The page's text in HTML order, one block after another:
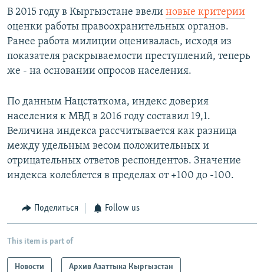
В 2015 году в Кыргызстане ввели новые критерии
оценки работы правоохранительных органов.
Ранее работа милиции оценивалась, исходя из
показателя раскрываемости преступлений, теперь
же - на основании опросов населения.
По данным Нацстаткома, индекс доверия
населения к МВД в 2016 году составил 19,1.
Величина индекса рассчитывается как разница
между удельным весом положительных и
отрицательных ответов респондентов. Значение
индекса колеблется в пределах от +100 до -100.
Поделиться Follow us
This item is part of
Новости Архив Азаттыка Кыргызстан